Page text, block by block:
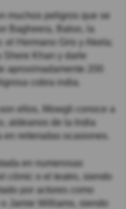
muchos peligros que se
Bagheera, Baloo, la
el Hermano Gris y Akela;
Shere Khan y darle
aproximadamente 200
cobra india.
ellos, Mowgli conoce a
aldeanos de la India
reiteradas ocasiones.
en numerosas
cómic o el teatro, siendo
por actores como
Jamie Williams, siendo